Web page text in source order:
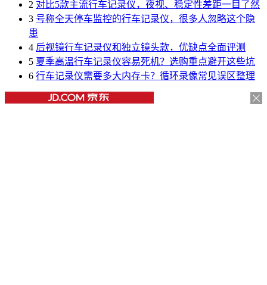
2 对比5款主流行车记录仪，夜视、稳定性差距一目了然
3 号称全天停车监控的行车记录仪，很多人忽略这个隐
患
4 后视镜行车记录仪和独立镜头款，优缺点全面评测
5 夏季高温行车记录仪容易死机？选购重点避开这些坑
6 行车记录仪需要多大内存卡？循环录像常见误区整理